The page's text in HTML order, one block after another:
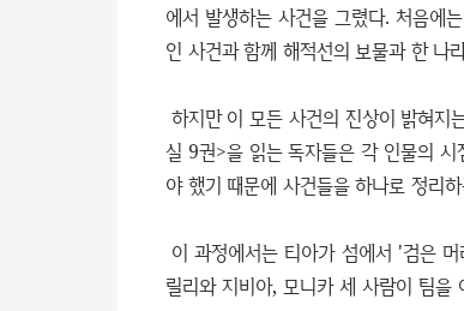
에서 발생하는 사건을 그렸다. 처음에
인 사건과 함께 해적선의 보물과 한 나
하지만 이 모든 사건의 진상이 밝혀지
실 9권>을 읽는 독자들은 각 인물의
야 했기 때문에 사건들을 하나로 정리
이 과정에서는 티아가 섬에서 '검은
릴리와 지비아, 모니카 세 사람이 팀을